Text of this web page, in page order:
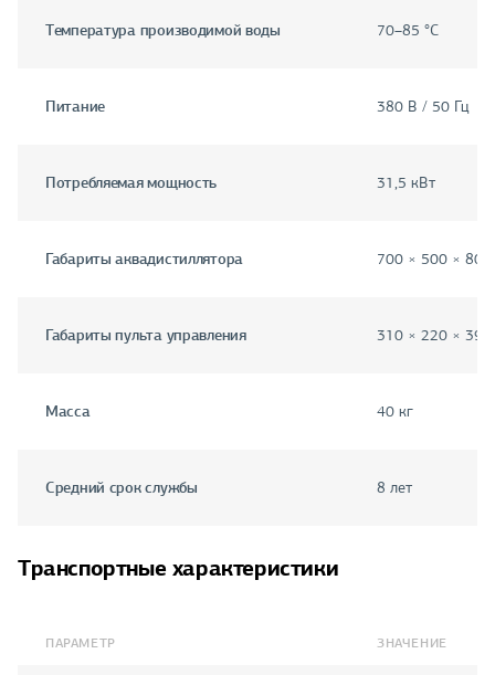
Температура производимой воды 70–85 °C
Питание 380 В / 50 Гц
Потребляемая мощность 31,5 кВт
Габариты аквадистиллятора 700 × 500 ×
Габариты пульта управления 310 × 220 ×
Масса 40 кг
Средний срок службы 8 лет
Транспортные характеристики
ПАРАМЕТР ЗНАЧЕНИЕ